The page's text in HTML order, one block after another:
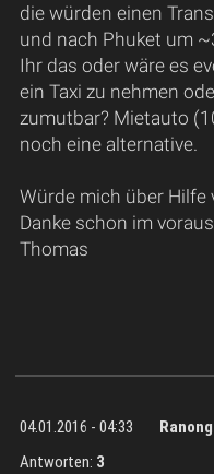
die würden einen
und nach Phuket um
Ihr das oder wäre es
ein Taxi zu nehmen
zumutbar? Mietauto
noch eine alternative.
Würde mich über Hilfe
Danke schon im
Thomas
04.01.2016 - 04:33
Antworten: 3